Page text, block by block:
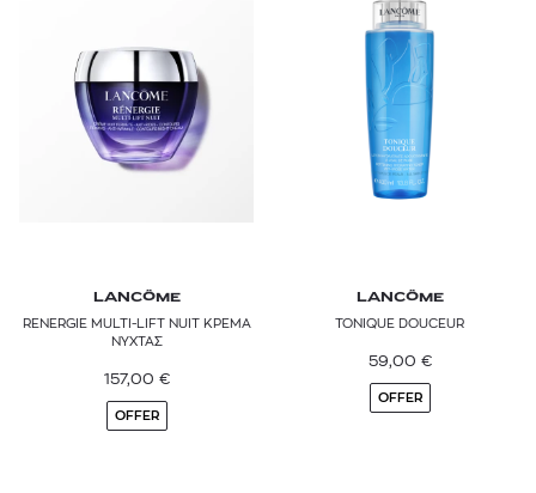
LANCÔME
RENERGIE MULTI-LIFT ΝUIT ΚΡΕΜΑ
ΝΥΧΤΑΣ
157,00 €
OFFER
LANCÔME
TONIQUE DOUCEUR
59,00 €
OFFER